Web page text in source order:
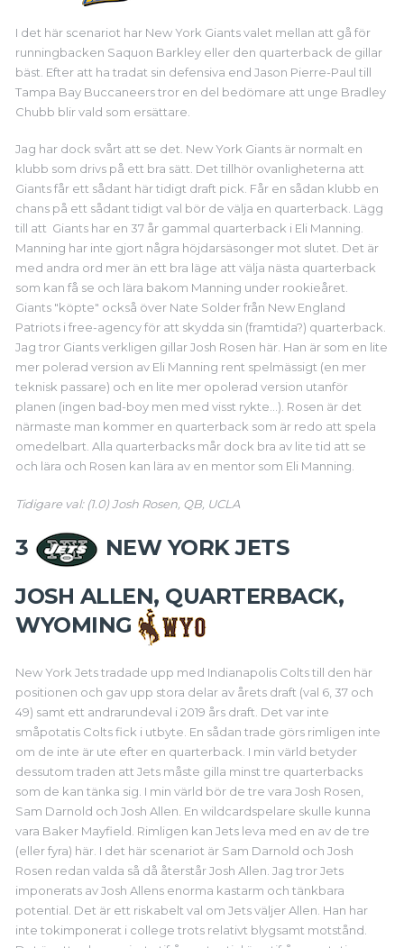
I det här scenariot har New York Giants valet mellan att gå för
runningbacken Saquon Barkley eller den quarterback de gillar
bäst. Efter att ha tradat sin defensiva end Jason Pierre-Paul till
Tampa Bay Buccaneers tror en del bedömare att unge Bradley
Chubb blir vald som ersättare.
Jag har dock svårt att se det. New York Giants är normalt en
klubb som drivs på ett bra sätt. Det tillhör ovanligheterna att
Giants får ett sådant här tidigt draft pick. Får en sådan klubb en
chans på ett sådant tidigt val bör de välja en quarterback. Lägg
till att Giants har en 37 år gammal quarterback i Eli Manning.
Manning har inte gjort några höjdarsäsonger mot slutet. Det är
med andra ord mer än ett bra läge att välja nästa quarterback
som kan få se och lära bakom Manning under rookieåret.
Giants "köpte" också över Nate Solder från New England
Patriots i free-agency för att skydda sin (framtida?) quarterback.
Jag tror Giants verkligen gillar Josh Rosen här. Han är som en lite
mer polerad version av Eli Manning rent spelmässigt (en mer
teknisk passare) och en lite mer opolerad version utanför
planen (ingen bad-boy men med visst rykte...). Rosen är det
närmaste man kommer en quarterback som är redo att spela
omedelbart. Alla quarterbacks mår dock bra av lite tid att se
och lära och Rosen kan lära av en mentor som Eli Manning.
Tidigare val: (1.0) Josh Rosen, QB, UCLA
3
NEW YORK JETS
JOSH ALLEN, QUARTERBACK,
WYOMING
New York Jets tradade upp med Indianapolis Colts till den här
positionen och gav upp stora delar av årets draft (val 6, 37 och
49) samt ett andrarundeval i 2019 års draft. Det var inte
småpotatis Colts fick i utbyte. En sådan trade görs rimligen inte
om de inte är ute efter en quarterback. I min värld betyder
dessutom traden att Jets måste gilla minst tre quarterbacks
som de kan tänka sig. I min värld bör de tre vara Josh Rosen,
Sam Darnold och Josh Allen. En wildcardspelare skulle kunna
vara Baker Mayfield. Rimligen kan Jets leva med en av de tre
(eller fyra) här. I det här scenariot är Sam Darnold och Josh
Rosen redan valda så då återstår Josh Allen. Jag tror Jets
imponerats av Josh Allens enorma kastarm och tänkbara
potential. Det är ett riskabelt val om Jets väljer Allen. Han har
inte tokimponerat i college trots relativt blygsamt motstånd.